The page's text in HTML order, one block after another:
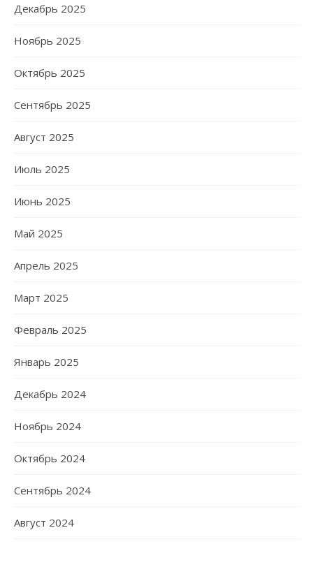
Декабрь 2025
Ноябрь 2025
Октябрь 2025
Сентябрь 2025
Август 2025
Июль 2025
Июнь 2025
Май 2025
Апрель 2025
Март 2025
Февраль 2025
Январь 2025
Декабрь 2024
Ноябрь 2024
Октябрь 2024
Сентябрь 2024
Август 2024